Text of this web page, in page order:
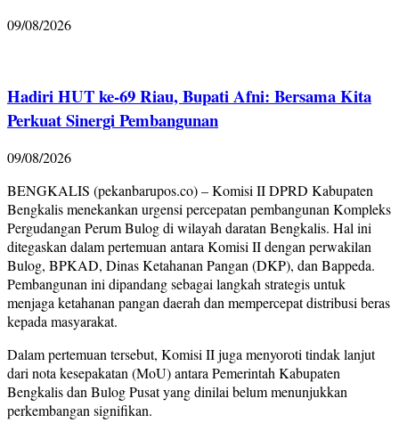
09/08/2026
Hadiri HUT ke-69 Riau, Bupati Afni: Bersama Kita
Perkuat Sinergi Pembangunan
09/08/2026
BENGKALIS (pekanbarupos.co) – Komisi II DPRD Kabupaten
Bengkalis menekankan urgensi percepatan pembangunan Kompleks
Pergudangan Perum Bulog di wilayah daratan Bengkalis. Hal ini
ditegaskan dalam pertemuan antara Komisi II dengan perwakilan
Bulog, BPKAD, Dinas Ketahanan Pangan (DKP), dan Bappeda.
Pembangunan ini dipandang sebagai langkah strategis untuk
menjaga ketahanan pangan daerah dan mempercepat distribusi beras
kepada masyarakat.
Dalam pertemuan tersebut, Komisi II juga menyoroti tindak lanjut
dari nota kesepakatan (MoU) antara Pemerintah Kabupaten
Bengkalis dan Bulog Pusat yang dinilai belum menunjukkan
perkembangan signifikan.